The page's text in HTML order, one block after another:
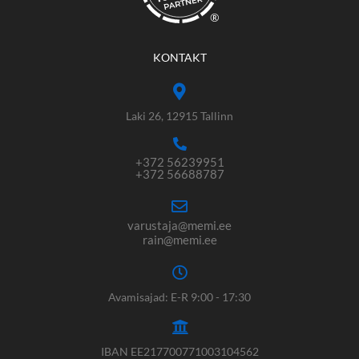
®
KONTAKT
Laki 26, 12915 Tallinn
+372 56239951
+372 56688787
varustaja@memi.ee
rain@memi.ee
Avamisajad: E-R 9:00 - 17:30
IBAN EE217700771003104562